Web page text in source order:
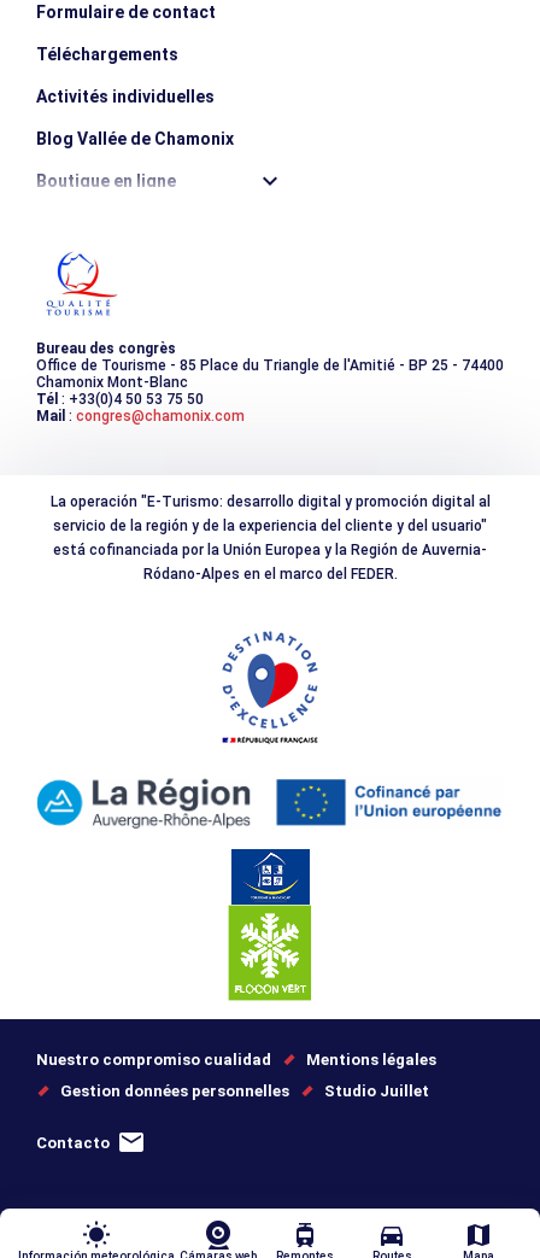
Formulaire de contact
Téléchargements
Activités individuelles
Blog Vallée de Chamonix
Boutique en ligne
Les incontournables
Photothèque
Bureau des congrès
Office de Tourisme - 85 Place du Triangle de l'Amitié - BP 25 - 74400
Chamonix Mont-Blanc
Tél : +33(0)4 50 53 75 50
Mail : congres@chamonix.com
La operación "E-Turismo: desarrollo digital y promoción digital al
servicio de la región y de la experiencia del cliente y del usuario"
está cofinanciada por la Unión Europea y la Región de Auvernia-
Ródano-Alpes en el marco del FEDER.
Nuestro compromiso cualidad
Mentions légales
Gestion données personnelles
Studio Juillet
Contacto
wb_sunny tram directions_car map